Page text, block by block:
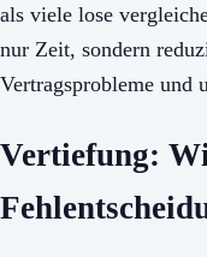
als viele lose
nur Zeit, sondern
Vertragsprobleme und
Vertiefung: